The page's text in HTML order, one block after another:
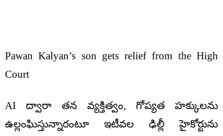
Pawan Kalyan’s son gets relief from the High
Court
AI ద్వారా తన వ్యక్తిత్వం, గోప్యత హక్కులను
ఉల్లంఘిస్తున్నారంటూ ఇటీవల ఢిల్లీ హైకోర్టును